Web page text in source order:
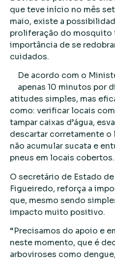
que teve início no mês
maio, existe a
proliferação do mosquito
importância de se
cuidados.
De acordo com o
apenas 10 minutos por
atitudes simples, mas
como: verificar locais
tampar caixas d’água,
descartar corretamente o
não acumular sucata e
pneus em locais cobertos.
O secretário de Estado
Figueiredo, reforça a
que, mesmo sendo
impacto muito positivo.
“Precisamos do apoio e
neste momento, que é
arboviroses como